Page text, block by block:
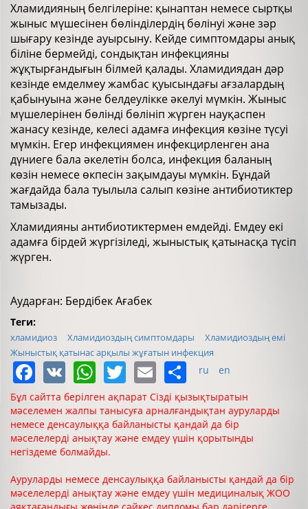
Хламидияның белгілеріне: қынаптан немесе сыртқы
жыныс мүшесінен бөлінділердің бөлінуі және зәр
шығару кезінде ауырсыну. Кейде симптомдары анық
біліне бермейді, сондықтан инфекцияны
жұқтырғандығын білмей қалады. Хламидиядан дәр
кезінде емделмеу жамбас қуысындағы ағзалардың
қабынуына және белдеулікке әкелуі мүмкін. Жыныс
мүшелерінен бөлінді бөлініп жүрген науқаспен
жанасу кезінде, келесі адамға инфекция көзіне түсуі
мүмкін. Егер инфекциямен инфекцирленген ана
дүниеге бала әкелетін болса, инфекция баланың
көзін немесе өкпесін зақымдауы мүмкін. Бұндай
жағдайда бала туылыла салып көзіне антибиотиктер
тамызады.
Хламидияны антибиотиктермен емдейді. Емдеу екі
адамға бірдей жүргізіледі, жыныстық қатынасқа түсіп
жүрген.
Аударған: Бердібек Ағабек
Теги:
хламидиоз Хламидиоздың симптомдары
Хламидиоздың емі
Жыныстық қатынас арқылы жұғатын инфекция
Facebook
VK WhatsApp
TwitterEmailShare
ru en
Бұл сайтта берілген ақпарат Сізді қызықтыратын
мәселемен жалпы танысуға арналғандықтан ауруларды
немесе денсаулыққа байланысты қандай да бір
мәселелерді анықтау және емдеу үшін қорытынды
негіздеме болмайды.
Ауруларды немесе денсаулыққа байланысты қандай да бір
мәселелерді анықтау және емдеу үшін медициналық ЖОО